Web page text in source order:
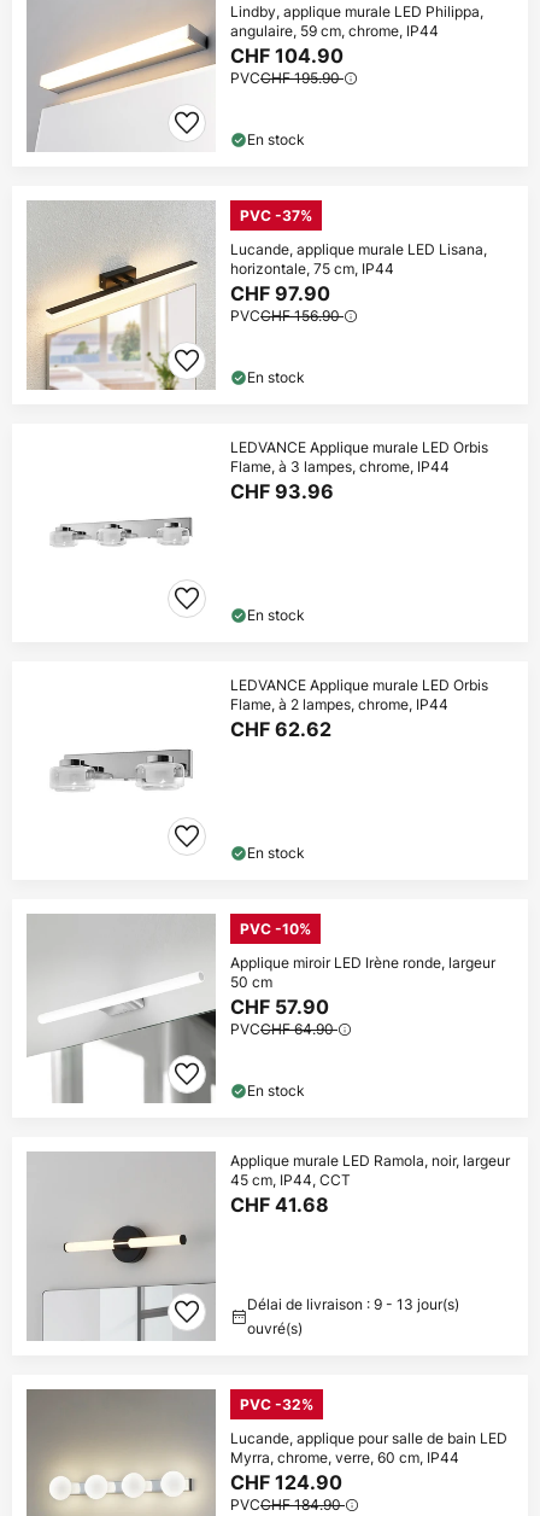
Lindby, applique murale LED Philippa,
angulaire, 59 cm, chrome, IP44
CHF 104.90
PVCCHF 195.90
En stock
PVC -37%
Lucande, applique murale LED Lisana,
horizontale, 75 cm, IP44
CHF 97.90
PVCCHF 156.90
En stock
LEDVANCE Applique murale LED Orbis
Flame, à 3 lampes, chrome, IP44
CHF 93.96
En stock
LEDVANCE Applique murale LED Orbis
Flame, à 2 lampes, chrome, IP44
CHF 62.62
En stock
PVC -10%
Applique miroir LED Irène ronde, largeur
50 cm
CHF 57.90
PVCCHF 64.90
En stock
Applique murale LED Ramola, noir, largeur
45 cm, IP44, CCT
CHF 41.68
Délai de livraison : 9 - 13 jour(s)
ouvré(s)
PVC -32%
Lucande, applique pour salle de bain LED
Myrra, chrome, verre, 60 cm, IP44
CHF 124.90
PVCCHF 184.90